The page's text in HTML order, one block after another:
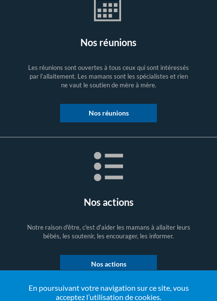
En poursuivant votre navigation sur ce site, vous
acceptez l’utilisation de cookies.
Nos réunions
Les réunions sont ouvertes à tous ceux qui sont intéressés
par l’allaitement. Les mamans sont les spécialistes et rien
ne vaut le soutien de mère à mère.
Nos réunions
Nos actions
Notre raison d'être, c'est d'aider les mamans à allaiter leurs
bébés, les soutenir, les encourager, les informer.
Nos actions